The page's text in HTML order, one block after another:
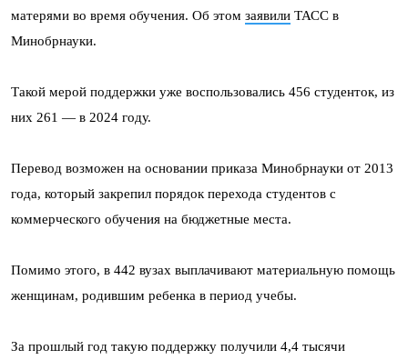
матерями во время обучения. Об этом заявили ТАСС в
Минобрнауки.
Такой мерой поддержки уже воспользовались 456 студенток, из
них 261 — в 2024 году.
Перевод возможен на основании приказа Минобрнауки от 2013
года, который закрепил порядок перехода студентов с
коммерческого обучения на бюджетные места.
Помимо этого, в 442 вузах выплачивают материальную помощь
женщинам, родившим ребенка в период учебы.
За прошлый год такую поддержку получили 4,4 тысячи